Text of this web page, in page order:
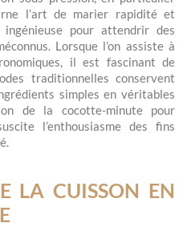
l’art de marier rapidité et
pour attendrir des
Lorsque l’on assiste à
il est fascinant de
traditionnelles conservent
simples en véritables
de la cocotte-minute pour
l’enthousiasme des fins
LA CUISSON EN